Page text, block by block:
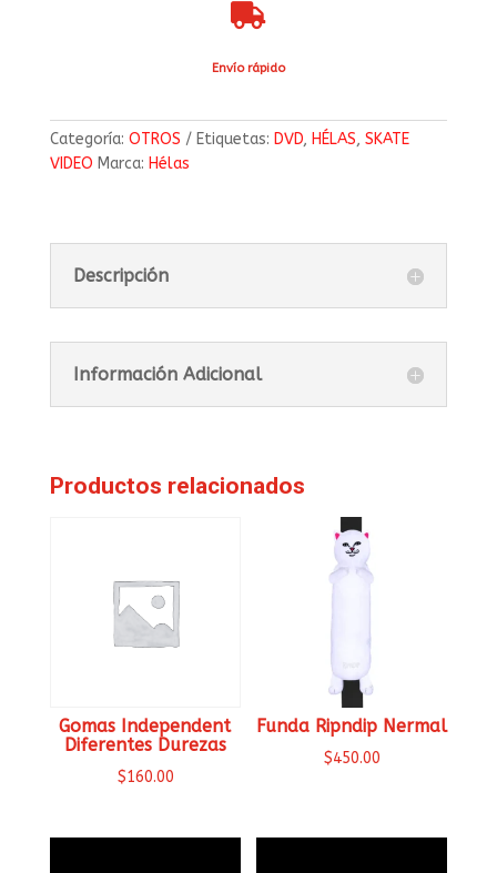

Envío rápido
Categoría: OTROS Etiquetas: DVD, HÉLAS, SKATE
VIDEO Marca: Hélas
Descripción
Información Adicional
Productos relacionados
Gomas Independent
Diferentes Durezas
$160.00
Funda Ripndip Nermal
$450.00